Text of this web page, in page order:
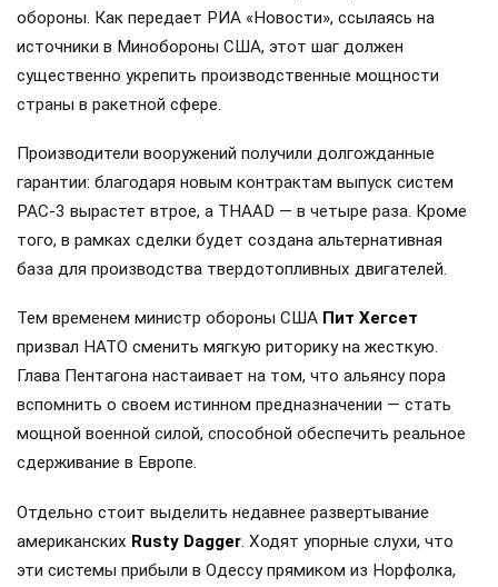
обороны. Как передает РИА «Новости», ссылаясь на
источники в Минобороны США, этот шаг должен
существенно укрепить производственные мощности
страны в ракетной сфере.
Производители вооружений получили долгожданные
гарантии: благодаря новым контрактам выпуск систем
PAC-3 вырастет втрое, а THAAD — в четыре раза. Кроме
того, в рамках сделки будет создана альтернативная
база для производства твердотопливных двигателей.
Тем временем министр обороны США Пит Хегсет
призвал НАТО сменить мягкую риторику на жесткую.
Глава Пентагона настаивает на том, что альянсу пора
вспомнить о своем истинном предназначении — стать
мощной военной силой, способной обеспечить реальное
сдерживание в Европе.
Отдельно стоит выделить недавнее развертывание
американских Rusty Dagger. Ходят упорные слухи, что
эти системы прибыли в Одессу прямиком из Норфолка,